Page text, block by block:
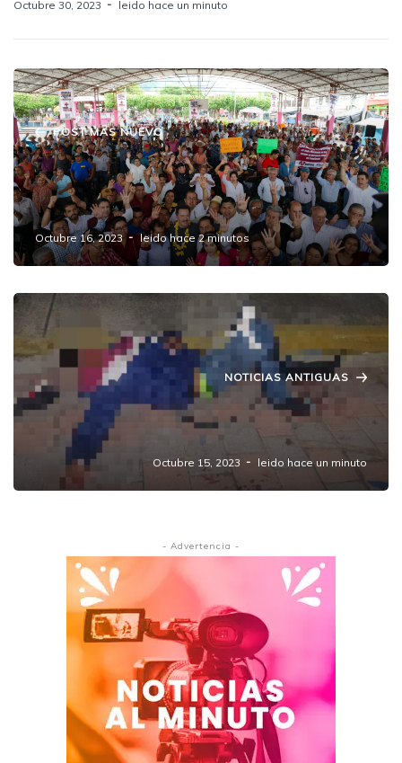
Octubre 30, 2023 leido hace un minuto
POST MAS NUEVO
EL COORDINADOR DE DIPUTADOS DEL PT
REGINALDO SANDOVAL RESPALDÓ LAS
ASPIRACIONES DE NACHO MIER
Octubre 16, 2023 leido hace 2 minutos
NOTICIAS ANTIGUAS
"Terror y Violencia en Amozoc de Mota:
Ataque Armado Deja Tres Personas Heridas"
Octubre 15, 2023 leido hace un minuto
- Advertencia -